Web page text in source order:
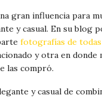
gran influencia para
y casual. En su blog
fotografías de
y otra en
las compró.
y casual de